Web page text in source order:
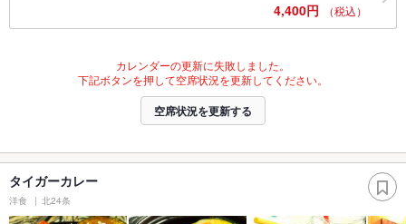
4,400円 （税込）
カレンダーの更新に失敗しました。
下記ボタンを押して空席状況を更新してください。
空席状況を更新する
タイガーカレー
洋食 北24条